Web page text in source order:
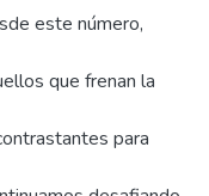
este número,
que frenan la
para